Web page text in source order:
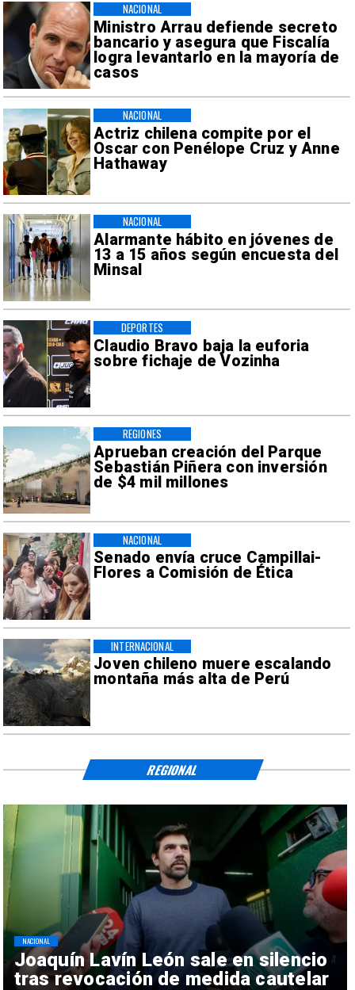
Ministro Arrau defiende secreto
bancario y asegura que Fiscalía
logra levantarlo en la mayoría de
casos
NACIONAL
Actriz chilena compite por el
Oscar con Penélope Cruz y Anne
Hathaway
NACIONAL
Alarmante hábito en jóvenes de
13 a 15 años según encuesta del
Minsal
NACIONAL
Claudio Bravo baja la euforia
sobre fichaje de Vozinha
DEPORTES
Aprueban creación del Parque
Sebastián Piñera con inversión
de $4 mil millones
REGIONES
Senado envía cruce Campillai-
Flores a Comisión de Ética
NACIONAL
Joven chileno muere escalando
montaña más alta de Perú
INTERNACIONAL
Joaquín Lavín León sale en silencio
tras revocación de medida cautelar
NACIONAL
REGIONAL